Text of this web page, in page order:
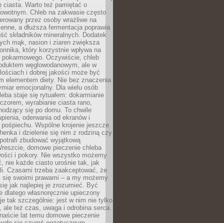
ciasta. Warto też pamiętać o
Chleb na zakwasie często
przez osoby wrażliwe na
a dłuższa fermentacja poprawia
składników mineralnych. Dodatek
mąk, nasion i ziaren zwiększa
który korzystnie wpływa na
pokarmowego. Oczywiście, chleb
węglowodanowym, ale w
i dobrej jakości może być
elementem diety. Nie bez znaczenia
emocjonalny. Dla wielu osób
staje się rytuałem: dokarmianie
wyrabianie ciasta rano,
się po domu. To chwile
oderwania od ekranów i
Wspólne krojenie jeszcze
i dzielenie się nim z rodziną czy
zbudować wyjątkową
domowe pieczenie chleba
i pokory. Nie wszystko możemy
nie każde ciasto urośnie tak, jak
Czasami trzeba zaakceptować, że
się swoimi prawami – a my możemy
jak najlepiej je zrozumieć. Być
dlatego własnoręcznie upieczony
tak szczególnie: jest w nim nie tylko
ale też czas, uwaga i odrobina serca.
lat temu domowe pieczenie